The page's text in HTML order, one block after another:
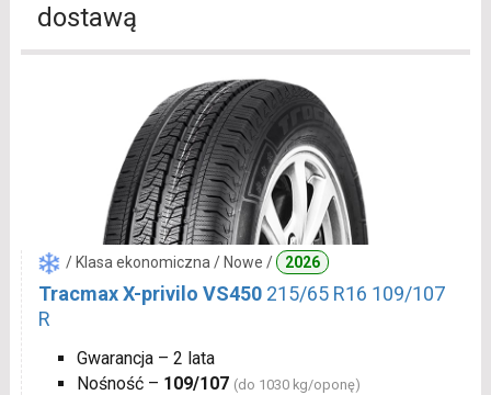
dostawą
/ Klasa ekonomiczna / Nowe / 2026
Tracmax X-privilo VS450 215/65 R16 109/107
R
Gwarancja – 2 lata
Nośność – 109/107 (do 1030 kg/oponę)